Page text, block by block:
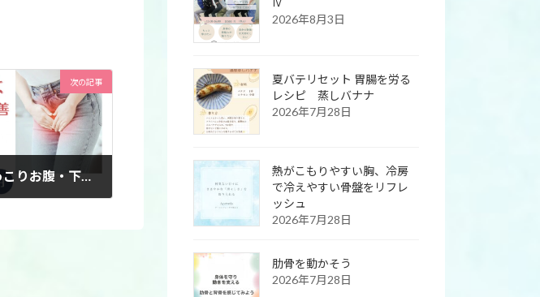
次の記事
美養ヨガ尿もれ・ぽっこりお腹・下半身太りにさようなら！
2026年8月3日
夏バテリセット 胃腸を労る
レシピ 蒸しバナナ
2026年7月28日
熱がこもりやすい胸、冷房
で冷えやすい骨盤をリフレ
ッシュ
2026年7月28日
肋骨を動かそう
2026年7月28日